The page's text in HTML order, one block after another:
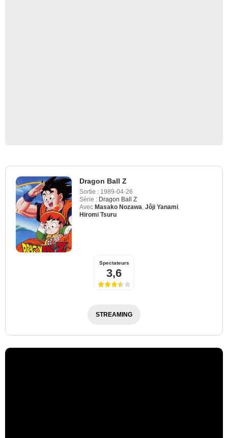
Dragon Ball Z
Sortie : 1989-04-26
Série : Dragon Ball Z
Avec Masako Nozawa Jôji Yanami
Hiromi Tsuru
Spectateurs
3,6
STREAMING